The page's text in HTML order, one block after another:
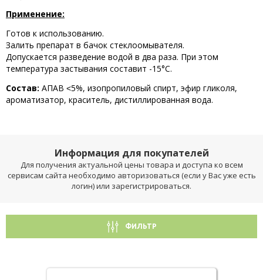
Применение:
Готов к использованию.
Залить препарат в бачок стеклоомывателя.
Допускается разведение водой в два раза. При этом
температура застывания составит -15°C.
Состав: АПАВ ˂5%, изопропиловый спирт, эфир гликоля,
ароматизатор, краситель, дистиллированная вода.
Информация для покупателей
Для получения актуальной цены товара и доступа ко всем
сервисам сайта необходимо авторизоваться (если у Вас уже есть
логин) или зарегистрироваться.
ФИЛЬТР